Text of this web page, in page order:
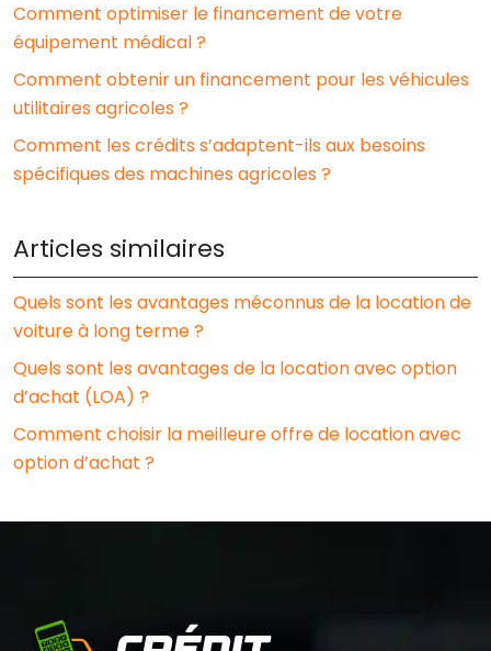
Comment optimiser le financement de votre
équipement médical ?
Comment obtenir un financement pour les véhicules
utilitaires agricoles ?
Comment les crédits s’adaptent-ils aux besoins
spécifiques des machines agricoles ?
Articles similaires
Quels sont les avantages méconnus de la location de
voiture à long terme ?
Quels sont les avantages de la location avec option
d’achat (LOA) ?
Comment choisir la meilleure offre de location avec
option d’achat ?